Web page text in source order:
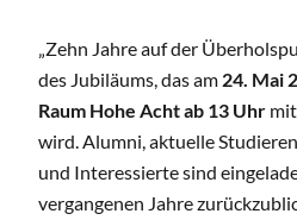
„Zehn Jahre auf der
des Jubiläums, das am 24. Mai
Raum Hohe Acht ab 13 Uhr
wird. Alumni, aktuelle
und Interessierte sind
vergangenen Jahre